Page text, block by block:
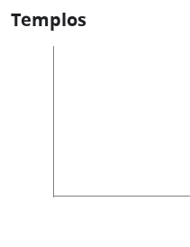
Templos